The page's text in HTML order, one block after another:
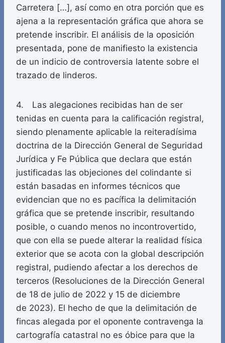
Carretera […], así como en otra porción que es
ajena a la representación gráfica que ahora se
pretende inscribir. El análisis de la oposición
presentada, pone de manifiesto la existencia
de un indicio de controversia latente sobre el
trazado de linderos.
4. Las alegaciones recibidas han de ser
tenidas en cuenta para la calificación registral,
siendo plenamente aplicable la reiteradísima
doctrina de la Dirección General de Seguridad
Jurídica y Fe Pública que declara que están
justificadas las objeciones del colindante si
están basadas en informes técnicos que
evidencian que no es pacífica la delimitación
gráfica que se pretende inscribir, resultando
posible, o cuando menos no incontrovertido,
que con ella se puede alterar la realidad física
exterior que se acota con la global descripción
registral, pudiendo afectar a los derechos de
terceros (Resoluciones de la Dirección General
de 18 de julio de 2022 y 15 de diciembre
de 2023). El hecho de que la delimitación de
fincas alegada por el oponente contravenga la
cartografía catastral no es óbice para que la